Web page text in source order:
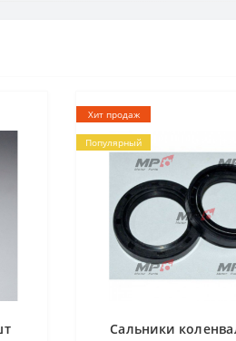
Хит продаж
Популярный
Сальники